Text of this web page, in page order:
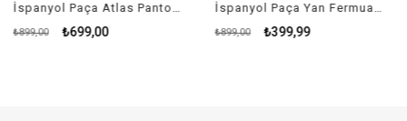
İspanyol Paça Atlas Pantolon - SİYAH
₺699,00
₺899,00
İspanyol Paça Yan Fermuar Detay Atlas Pantolon - KIRMIZI
₺399,99
₺899,00